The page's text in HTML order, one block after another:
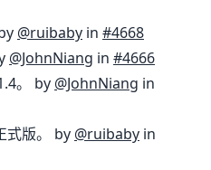
@ruibaby in #4668
@JohnNiang in #4666
。 by @JohnNiang in
式版。 by @ruibaby in